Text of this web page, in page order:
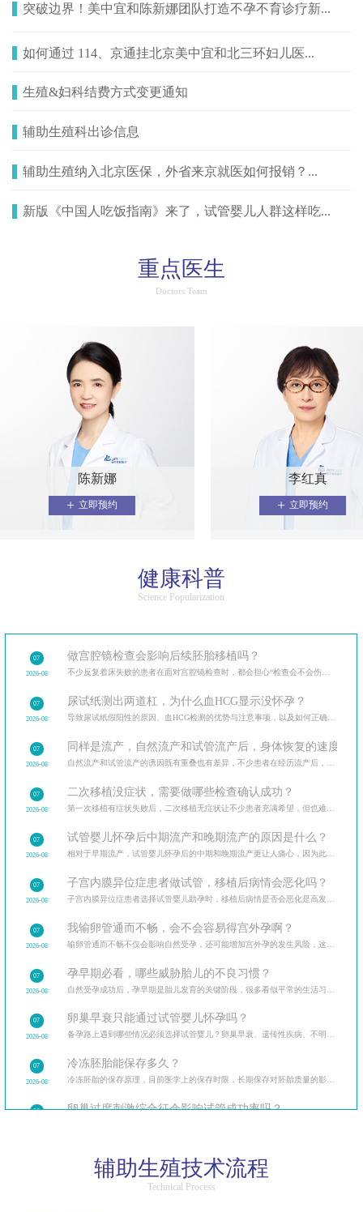
突破边界！美中宜和陈新娜团队打造不孕不育诊疗新...
如何通过 114、京通挂北京美中宜和北三环妇儿医...
生殖&妇科结费方式变更通知
辅助生殖科出诊信息
辅助生殖纳入北京医保，外省来京就医如何报销？...
新版《中国人吃饭指南》来了，试管婴儿人群这样吃...
重点医生
Doctors Team
陈新娜
+ 立即预约
李红真
+ 立即预约
健康科普
Science Popularization
07
2026-08
做宫腔镜检查会影响后续胚胎移植吗？
07
2026-08
尿试纸测出两道杠，为什么血HCG显示没怀孕？
07
2026-08
同样是流产，自然流产和试管流产后，身体恢复的速度和
07
2026-08
二次移植没症状，需要做哪些检查确认成功？
07
2026-08
试管婴儿怀孕后中期流产和晚期流产的原因是什么？
07
2026-08
子宫内膜异位症患者做试管，移植后病情会恶化吗？
07
2026-08
我输卵管通而不畅，会不会容易得宫外孕啊？
07
2026-08
孕早期必看，哪些威胁胎儿的不良习惯？
07
2026-08
卵巢早衰只能通过试管婴儿怀孕吗？
备孕路上遇到哪些情况必须选择试管婴儿？卵巢早衰、遗传性疾病、不明原因不孕等多种临床场景，试管婴
07
2026-08
冷冻胚胎能保存多久？
冷冻胚胎的保存原理，目前医学上的保存时限，长期保存对胚胎质量的影响，保存期限与解冻成功率的关系。
06 卵巢过度刺激综合征会影响试管成功率吗？
精子洗涤过程中会损伤精子吗？
辅助生殖技术流程
Technical Process